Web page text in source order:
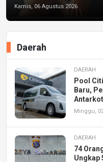
Kamis, 06 Agustus 2026
Daerah
DAERAH
Pool
Baru,
Minggu,
DAERAH
74
Ungkap